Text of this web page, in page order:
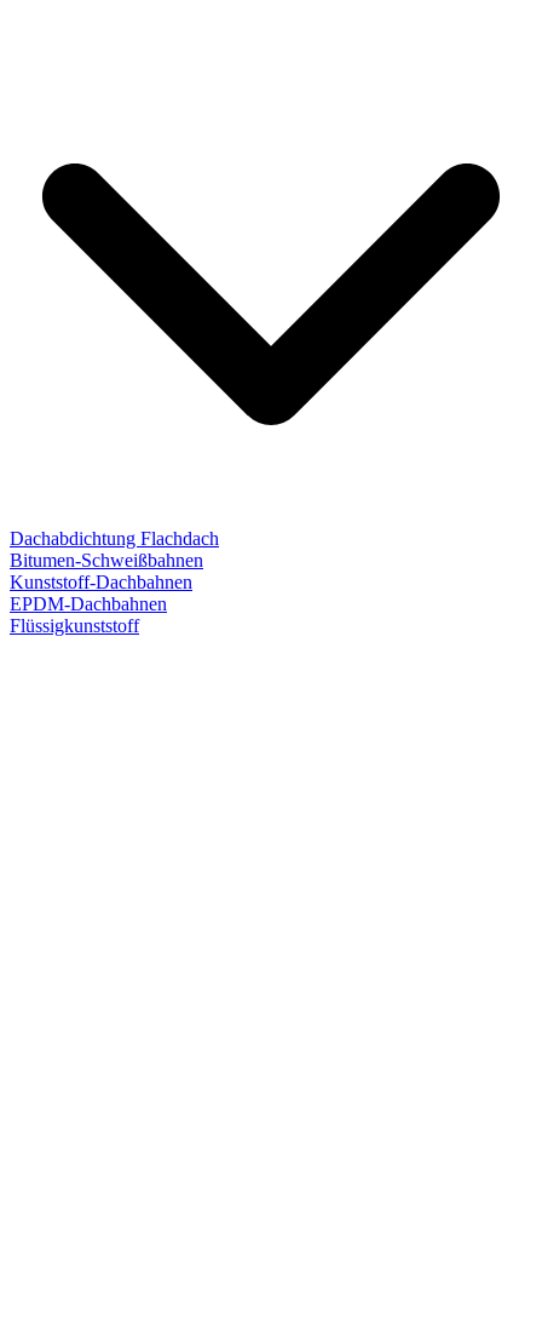
Dachabdichtung Flachdach
Bitumen-Schweißbahnen
Kunststoff-Dachbahnen
EPDM-Dachbahnen
Flüssigkunststoff